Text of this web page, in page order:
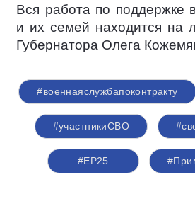
Вся работа по поддержке
и их семей находится на
Губернатора Олега
#военнаяслужбапоконтракту
#участникиСВО
#ЕР25